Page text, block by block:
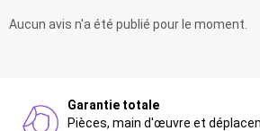
Aucun avis n'a été publié pour le moment.
Garantie totale
Pièces, main d'œuvre et